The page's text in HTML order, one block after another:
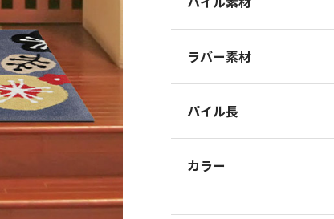
ラバー素材
パイル長
カラー